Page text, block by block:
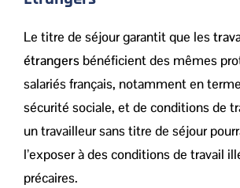
Le titre de séjour garantit que les
étrangers bénéficient des mêmes
salariés français, notamment en
sécurité sociale, et de conditions de
un travailleur sans titre de séjour
l’exposer à des conditions de travail
précaires.